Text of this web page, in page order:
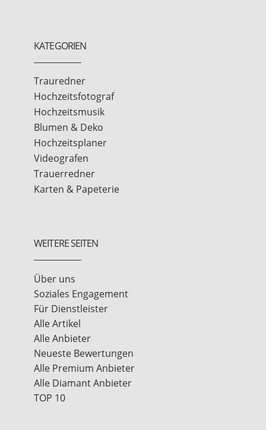
KATEGORIEN
Trauredner
Hochzeitsfotograf
Hochzeitsmusik
Blumen & Deko
Hochzeitsplaner
Videografen
Trauerredner
Karten & Papeterie
WEITERE SEITEN
Über uns
Soziales Engagement
Für Dienstleister
Alle Artikel
Alle Anbieter
Neueste Bewertungen
Alle Premium Anbieter
Alle Diamant Anbieter
TOP 10